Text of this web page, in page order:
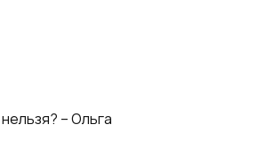
– Ольга